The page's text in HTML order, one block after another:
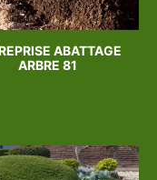
ABATTAGE
ARBRE 81